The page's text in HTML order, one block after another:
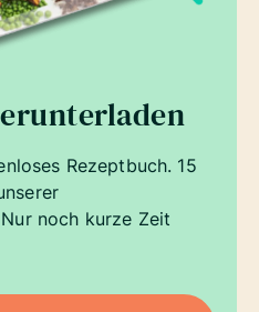
Rezeptbuch. 15
noch kurze Zeit